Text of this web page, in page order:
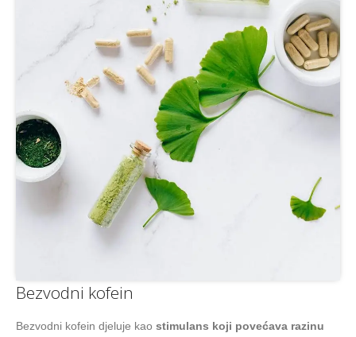
Bezvodni kofein
Bezvodni kofein djeluje kao stimulans koji povećava razinu